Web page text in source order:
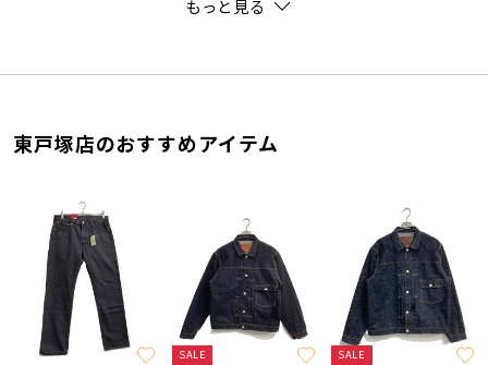
もっと見る
東戸塚店のおすすめアイテム
SALE SALE